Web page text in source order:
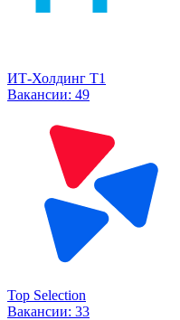
ИТ-Холдинг Т1
Вакансии: 49
Top Selection
Вакансии: 33